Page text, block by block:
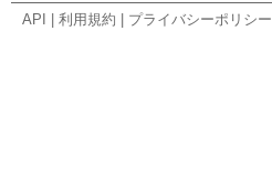
API 利用規約 プライバシーポリシー